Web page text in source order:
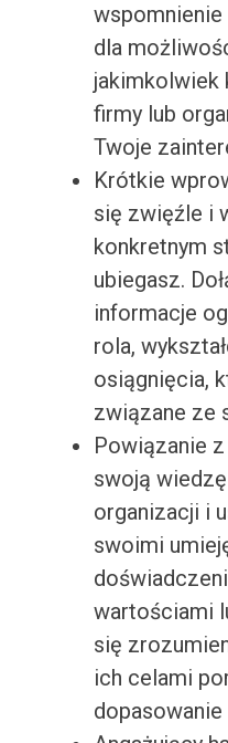
dla
jakimkolwiek
firmy lub
Twoje
Krótkie
się zwięźle i
konkretnym
ubiegasz.
informacje
rola,
osiągnięcia,
związane ze
Powiązanie
swoją
organizacji i
swoimi
wartościami
się
ich celami